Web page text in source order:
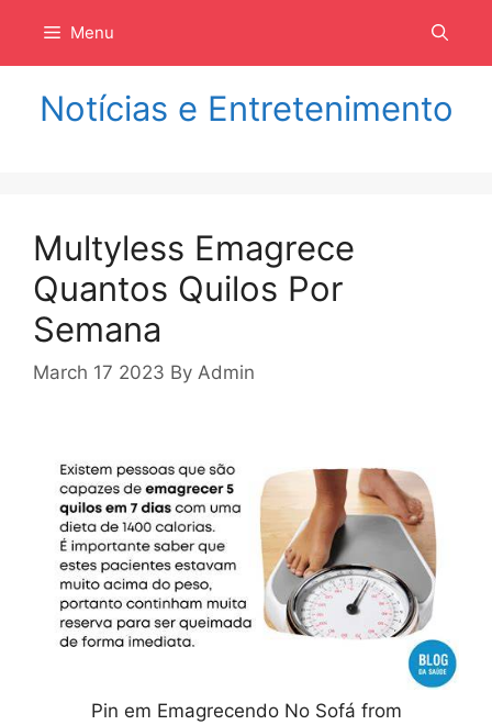
isi
Menu
Notícias e Entretenimento
Multyless Emagrece
Quantos Quilos Por
Semana
March 17 2023 By Admin
Pin em Emagrecendo No Sofá from